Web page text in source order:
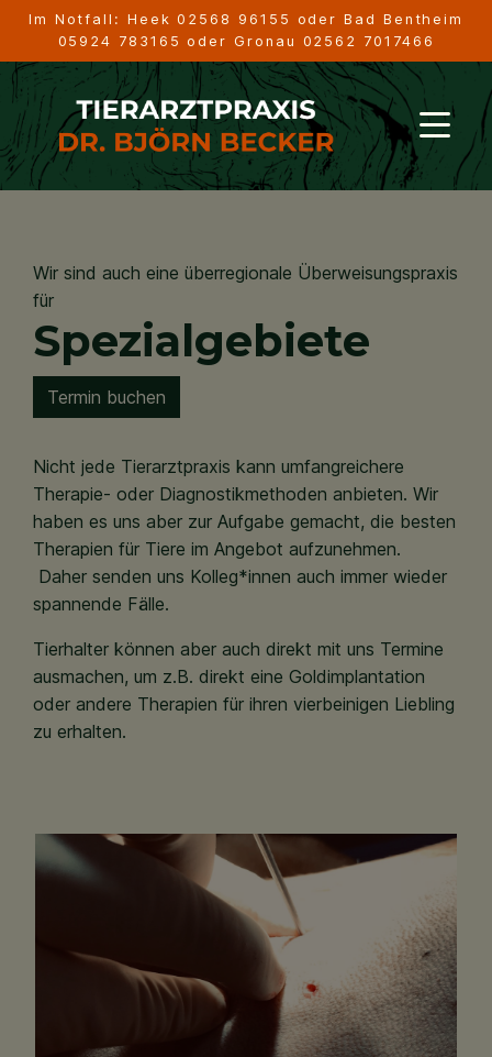
Im Notfall: Heek02568 96155 oder Bad Bentheim
05924 783165oder Gronau 02562 7017466
Wir sind auch eine überregionale Überweisungspraxis
für
Spezialgebiete
Termin buchen
Nicht jede Tierarztpraxis kann umfangreichere
Therapie- oder Diagnostikmethoden anbieten. Wir
haben es uns aber zur Aufgabe gemacht, die besten
Therapien für Tiere im Angebot aufzunehmen.
Daher senden uns Kolleg*innen auch immer wieder
spannende Fälle.
Tierhalter können aber auch direkt mit uns Termine
ausmachen, um z.B. direkt eine Goldimplantation
oder andere Therapien für ihren vierbeinigen Liebling
zu erhalten.